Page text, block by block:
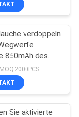
verdoppeln
850mAh des
Gerät-
Sie aktivierte